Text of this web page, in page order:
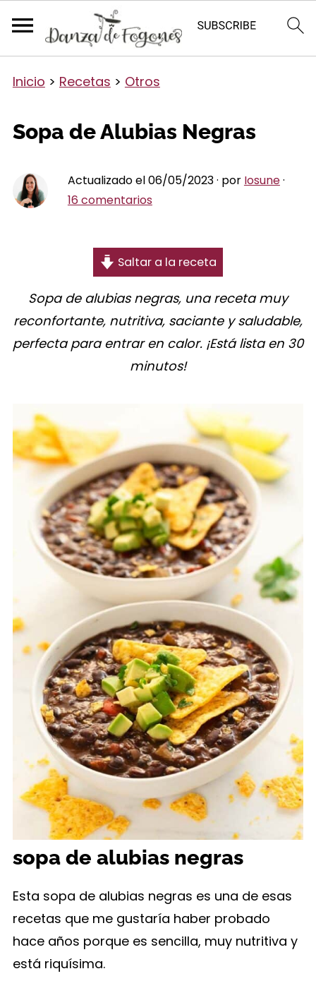
Inicio > Recetas > Otros
Sopa de Alubias Negras
Actualizado el 06/05/2023 · por Iosune·
16 comentarios
Saltar a la receta
Sopa de alubias negras, una receta muy
reconfortante, nutritiva, saciante y saludable,
perfecta para entrar en calor. ¡Está lista en 30
minutos!
sopa de alubias negras
Esta sopa de alubias negras es una de esas
recetas que me gustaría haber probado
hace años porque es sencilla, muy nutritiva y
está riquísima.